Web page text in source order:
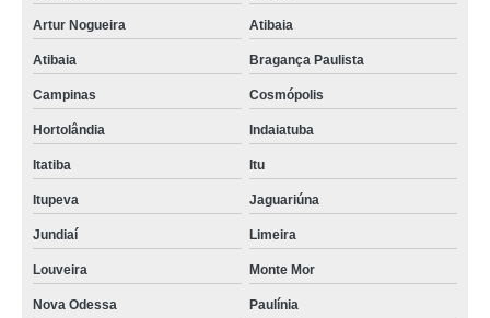
Artur Nogueira Atibaia
Atibaia Bragança Paulista
Campinas Cosmópolis
Hortolândia Indaiatuba
Itatiba Itu
Itupeva Jaguariúna
Jundiaí Limeira
Louveira Monte Mor
Nova Odessa Paulínia